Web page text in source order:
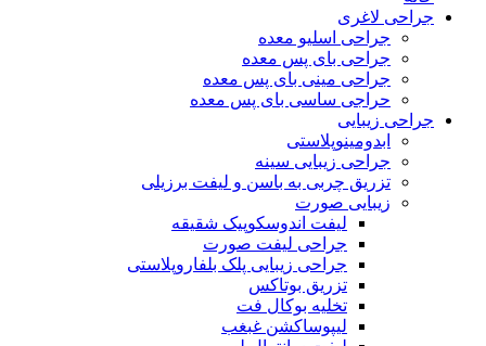
جراحی لاغری
جراحی اسلیو معده
جراحی بای پس معده
جراحی مینی بای پس معده
حراجی ساسی بای پس معده
جراحی زیبایی
ابدومینوپلاستی
جراحی زیبایی سینه
تزریق چربی به باسن و لیفت برزیلی
زیبایی صورت
لیفت اندوسکوپیک شقیقه
جراحی لیفت صورت
جراحی زیبایی پلک بلفاروپلاستی
تزریق بوتاکس
تخلیه بوکال فت
لیپوساکشن غبغب